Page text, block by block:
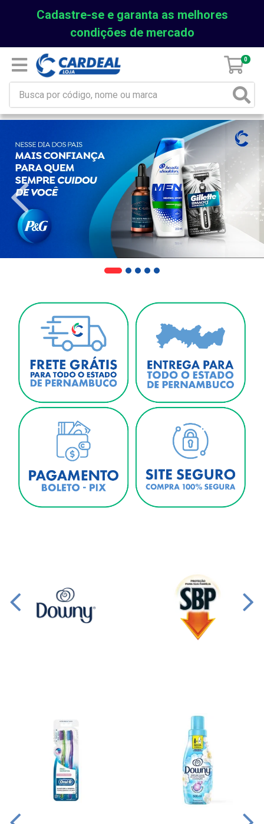
Cadastre-se e garanta as melhores
condições de mercado
0